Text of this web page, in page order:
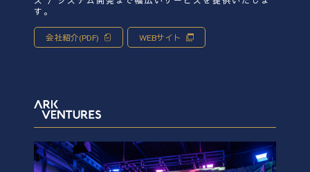
す。
会社紹介(PDF) WEBサイト